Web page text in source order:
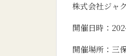
株式会社ジャ
開催日時：
開催場所：三